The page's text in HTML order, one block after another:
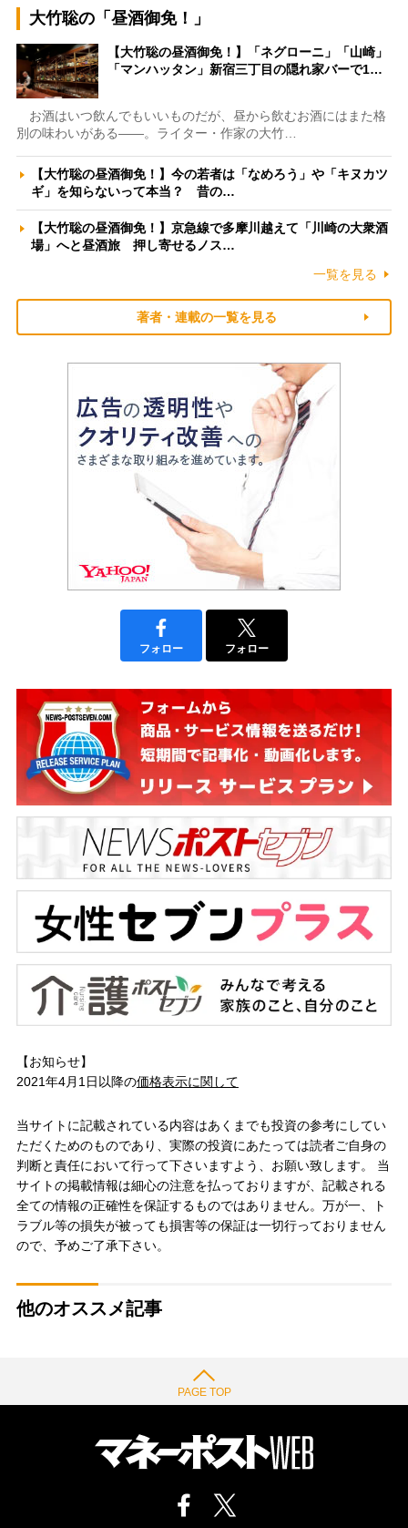
大竹聡の「昼酒御免！」
【大竹聡の昼酒御免！】「ネグローニ」「山崎」
「マンハッタン」新宿三丁目の隠れ家バーで1…
お酒はいつ飲んでもいいものだが、昼から飲むお酒にはまた格
別の味わいがある――。ライター・作家の大竹…
【大竹聡の昼酒御免！】今の若者は「なめろう」や「キヌカツ
ギ」を知らないって本当？ 昔の…
【大竹聡の昼酒御免！】京急線で多摩川越えて「川崎の大衆酒
場」へと昼酒旅 押し寄せるノス…
一覧を見る
著者・連載の一覧を見る
フォロー フォロー
【お知らせ】
2021年4月1日以降の価格表示に関して
当サイトに記載されている内容はあくまでも投資の参考にしてい
ただくためのものであり、実際の投資にあたっては読者ご自身の
判断と責任において行って下さいますよう、お願い致します。 当
サイトの掲載情報は細心の注意を払っておりますが、記載される
全ての情報の正確性を保証するものではありません。万が一、ト
ラブル等の損失が被っても損害等の保証は一切行っておりません
ので、予めご了承下さい。
他のオススメ記事
PAGE TOP